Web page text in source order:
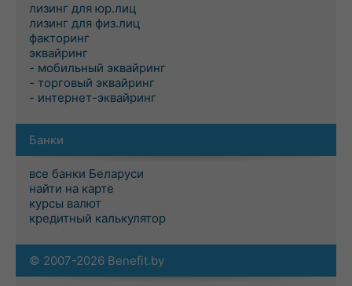
лизинг для юр.лиц
лизинг для физ.лиц
факторинг
эквайринг
- мобильный эквайринг
- торговый эквайринг
- интернет-эквайринг
Банки
все банки Беларуси
найти на карте
курсы валют
кредитный калькулятор
© 2007-2026 Benefit.by